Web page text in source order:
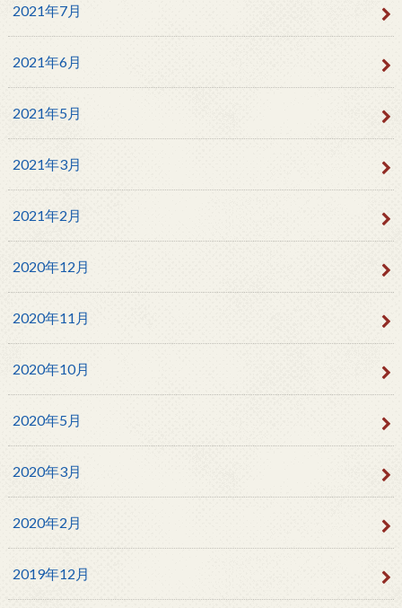
2021年7月
2021年6月
2021年5月
2021年3月
2021年2月
2020年12月
2020年11月
2020年10月
2020年5月
2020年3月
2020年2月
2019年12月